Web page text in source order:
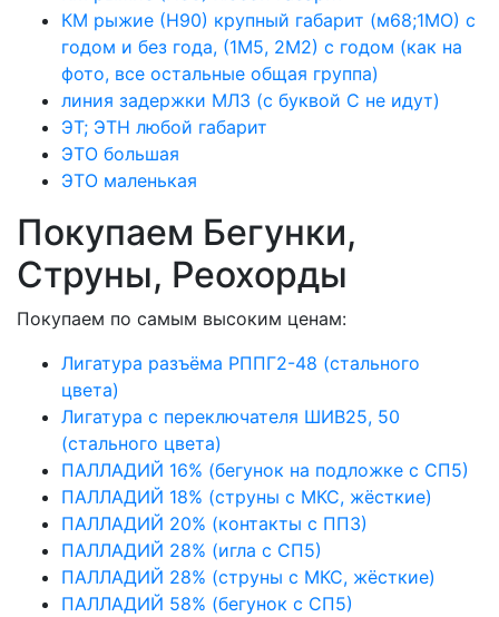
КМ рыжие (Н90) крупный габарит (м68;1МО) с
годом и без года, (1М5, 2М2) с годом (как на
фото, все остальные общая группа)
линия задержки МЛЗ (с буквой С не идут)
ЭТ; ЭТН любой габарит
ЭТО большая
ЭТО маленькая
Покупаем Бегунки,
Струны, Реохорды
Покупаем по самым высоким ценам:
Лигатура разъёма РППГ2-48 (стального
цвета)
Лигатура с переключателя ШИВ25, 50
(стального цвета)
ПАЛЛАДИЙ 16% (бегунок на подложке с СП5)
ПАЛЛАДИЙ 18% (струны с МКС, жёсткие)
ПАЛЛАДИЙ 20% (контакты с ПП3)
ПАЛЛАДИЙ 28% (игла с СП5)
ПАЛЛАДИЙ 28% (струны с МКС, жёсткие)
ПАЛЛАДИЙ 58% (бегунок с СП5)